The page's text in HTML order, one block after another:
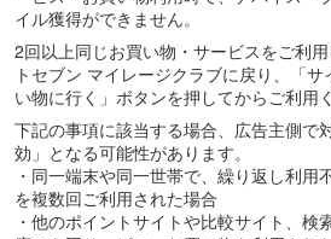
イル獲得ができません。
2回以上同じお買い物・サービスをご利
トセブン マイレージクラブに戻り、「
い物に行く」ボタンを押してからご利用
下記の事項に該当する場合、広告主側で
効」となる可能性があります。
・同一端末や同一世帯で、繰り返し利用
を複数回ご利用された場合
・他のポイントサイトや比較サイト、検